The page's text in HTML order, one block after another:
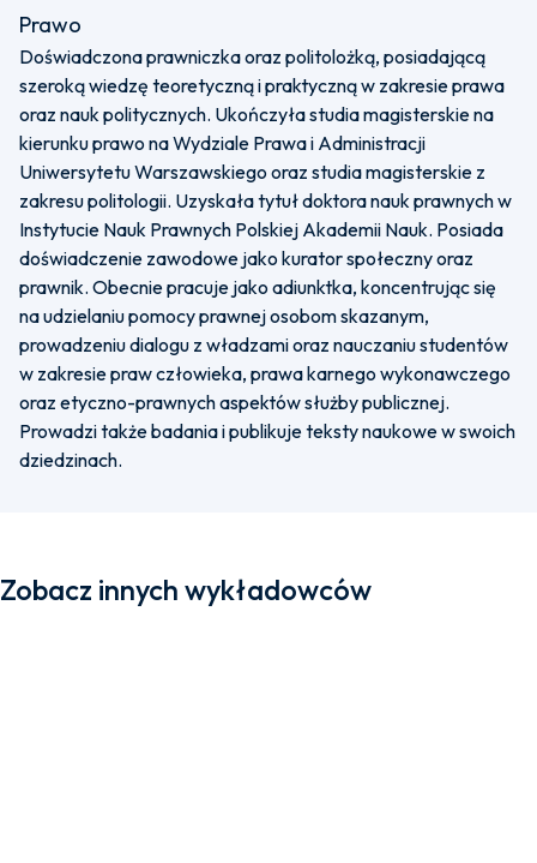
Prawo
Doświadczona prawniczka oraz politolożką, posiadającą
szeroką wiedzę teoretyczną i praktyczną w zakresie prawa
oraz nauk politycznych. Ukończyła studia magisterskie na
kierunku prawo na Wydziale Prawa i Administracji
Uniwersytetu Warszawskiego oraz studia magisterskie z
zakresu politologii. Uzyskała tytuł doktora nauk prawnych w
Instytucie Nauk Prawnych Polskiej Akademii Nauk. Posiada
doświadczenie zawodowe jako kurator społeczny oraz
prawnik. Obecnie pracuje jako adiunktka, koncentrując się
na udzielaniu pomocy prawnej osobom skazanym,
prowadzeniu dialogu z władzami oraz nauczaniu studentów
w zakresie praw człowieka, prawa karnego wykonawczego
oraz etyczno-prawnych aspektów służby publicznej.
Prowadzi także badania i publikuje teksty naukowe w swoich
dziedzinach.
Zobacz innych wykładowców